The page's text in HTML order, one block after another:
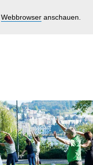
Webbrowseranschauen.